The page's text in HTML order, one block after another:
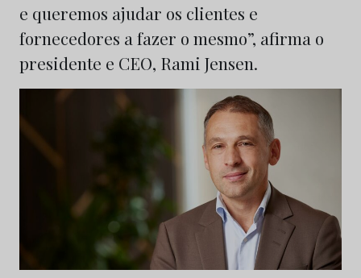
e queremos ajudar os clientes e
fornecedores a fazer o mesmo”, afirma o
presidente e CEO, Rami Jensen.